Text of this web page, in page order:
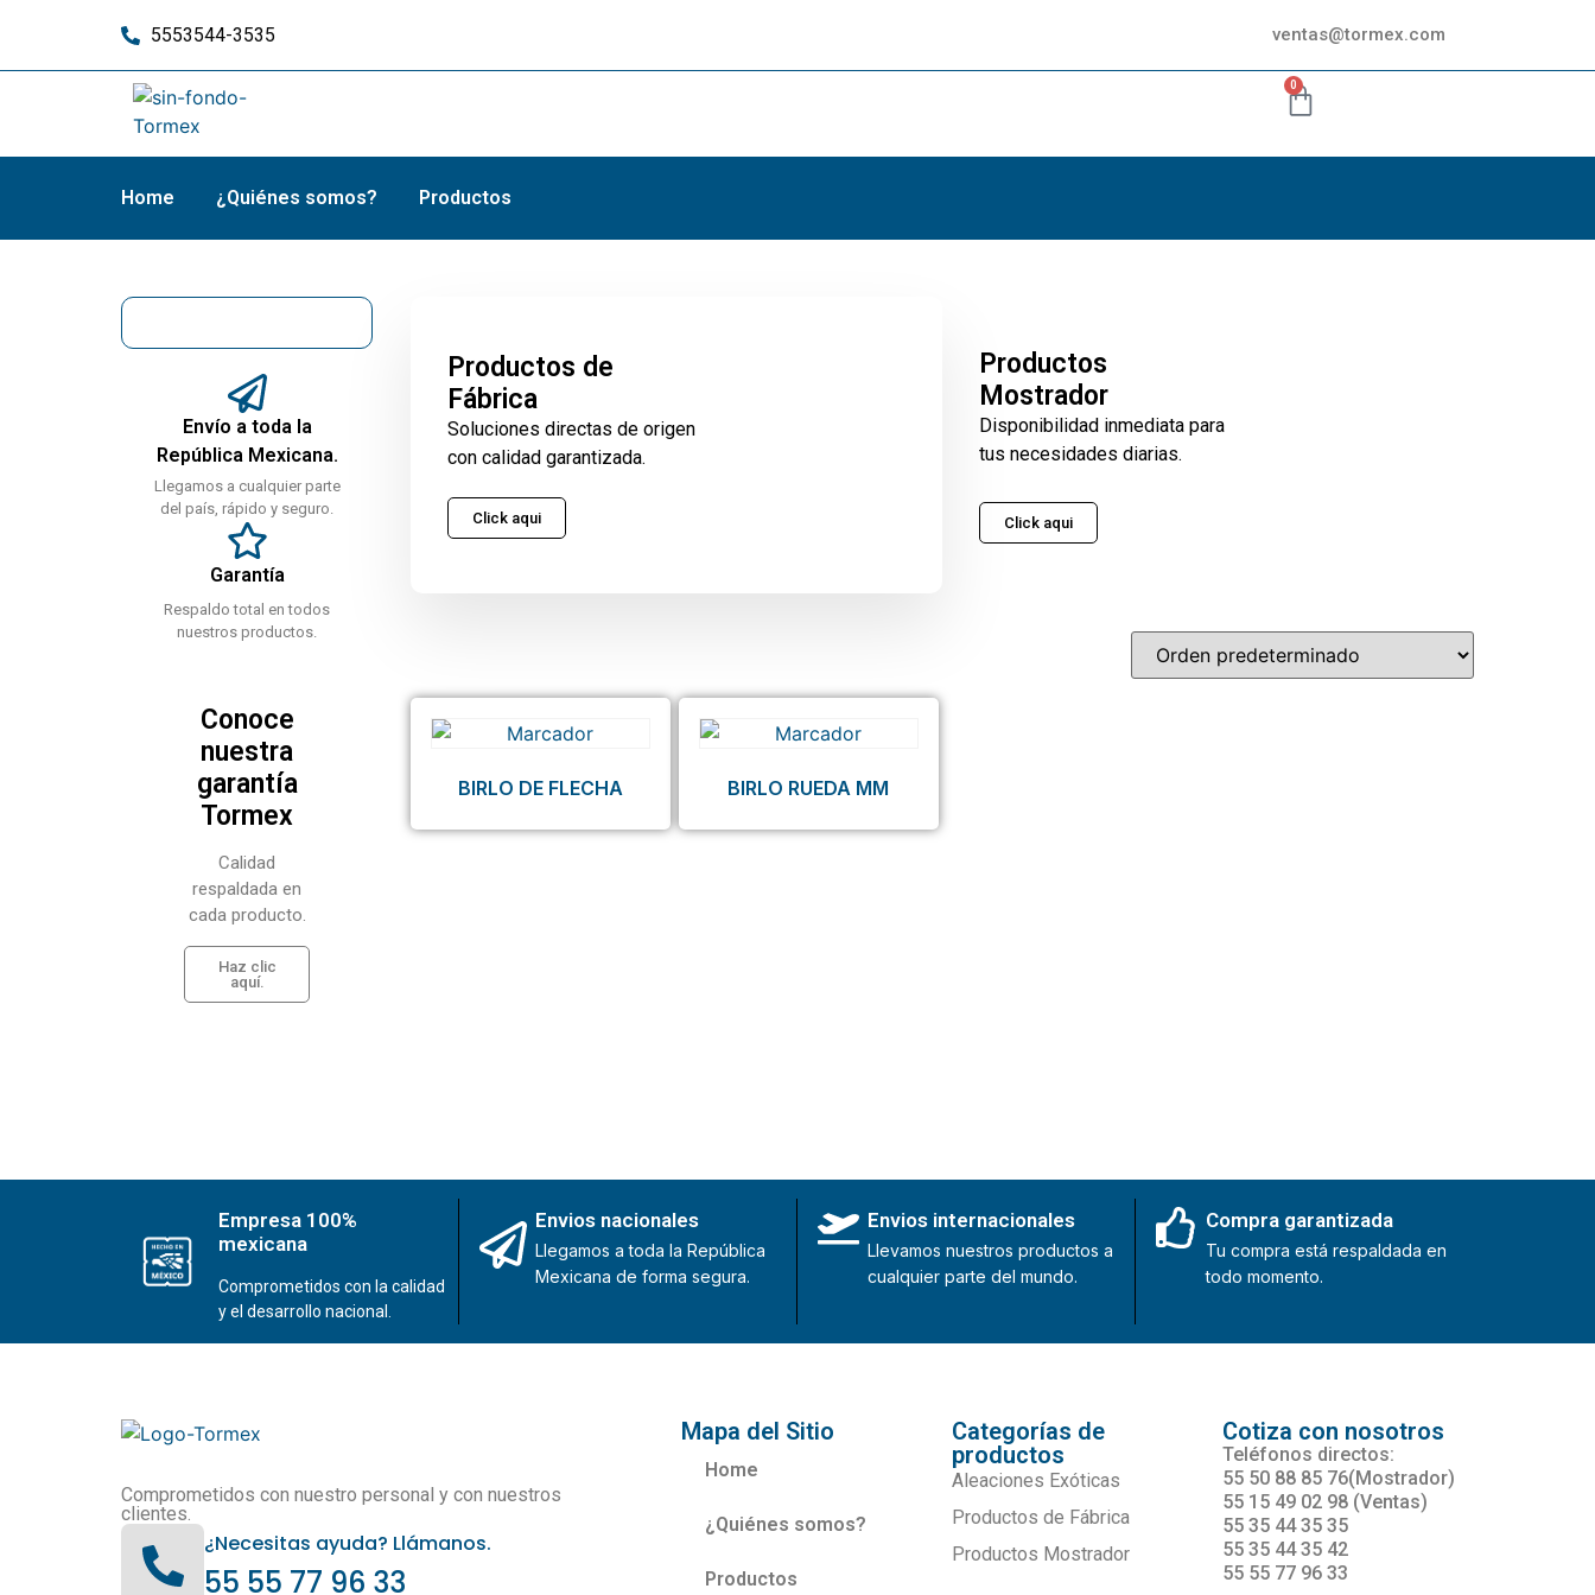
5553544-3535 ventas@tormex.com
0
Home ¿Quiénes somos? Productos
Envío a toda la
República Mexicana.
Llegamos a cualquier parte
del país, rápido y seguro.
Garantía
Respaldo total en todos
nuestros productos.
Conoce
nuestra
garantía
Tormex
Calidad
respaldada en
cada producto.
Haz clic
aquí.
Productos de
Fábrica
Soluciones directas de origen
con calidad garantizada.
Click aqui
Productos
Mostrador
Disponibilidad inmediata para
tus necesidades diarias.
Click aqui
BIRLO DE FLECHA BIRLO RUEDA MM
Empresa 100%
mexicana
Comprometidos con la calidad
y el desarrollo nacional.
Envios nacionales
Llegamos a toda la República
Mexicana de forma segura.
Envios internacionales
Llevamos nuestros productos a
cualquier parte del mundo.
Compra garantizada
Tu compra está respaldada en
todo momento.
Comprometidos con nuestro personal y con nuestros
clientes.
¿Necesitas ayuda? Llámanos.
55 55 77 96 33
Mapa del Sitio
Home
¿Quiénes somos?
Productos
Categorías de
productos
Aleaciones Exóticas
Productos de Fábrica
Productos Mostrador
Cotiza con nosotros
Teléfonos directos:
55 50 88 85 76(Mostrador)
55 15 49 02 98 (Ventas)
55 35 44 35 35
55 35 44 35 42
55 55 77 96 33